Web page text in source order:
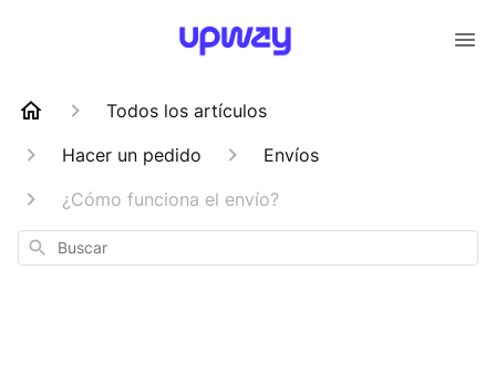
Todos los artículos
Hacer un pedido
Envíos
¿Cómo funciona el envío?
Buscar